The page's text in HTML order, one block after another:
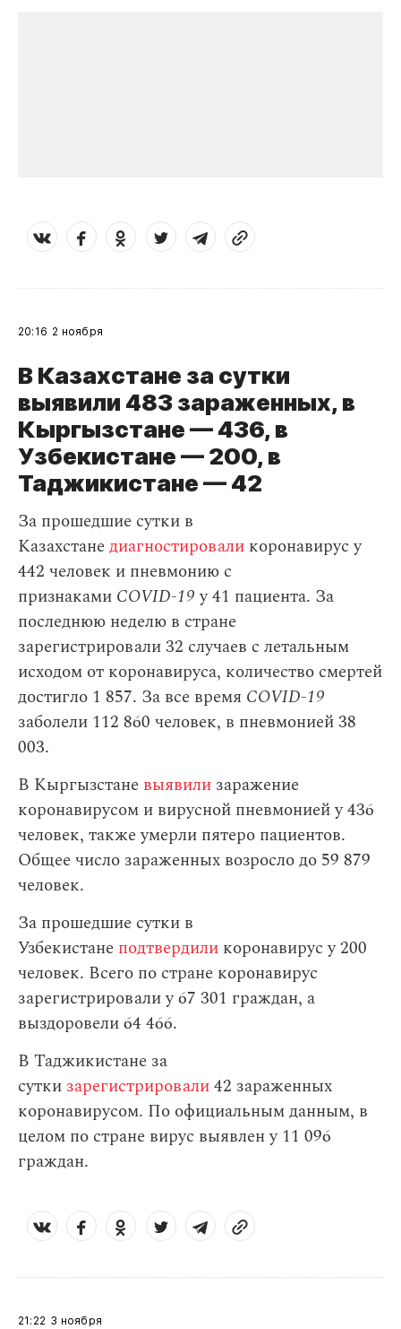
20:16 2 ноября
В Казахстане за сутки
выявили 483 зараженных, в
Кыргызстане — 436, в
Узбекистане — 200, в
Таджикистане — 42
За прошедшие сутки в
Казахстанедиагностировали коронавирус у
442 человек и пневмонию с
признаками COVID-19у 41 пациента. За
последнюю неделю в стране
зарегистрировали 32 случаев с летальным
исходом от коронавируса, количество смертей
достигло 1 857. За все время COVID-19
заболели 112 860 человек, в пневмонией 38
003.
В Кыргызстане выявили заражение
коронавирусом и вирусной пневмонией у 436
человек, также умерли пятеро пациентов.
Общее число зараженных возросло до 59 879
человек.
За прошедшие сутки в
Узбекистане подтвердили коронавирус у 200
человек. Всего по стране коронавирус
зарегистрировали у 67 301 граждан, а
выздоровели 64 466.
В Таджикистане за
сутки зарегистрировали42 зараженных
коронавирусом. По официальным данным, в
целом по стране вирус выявлен у 11 096
граждан.
21:22 3 ноября